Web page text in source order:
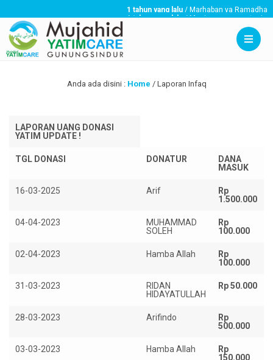
1 tahun yang lalu/ Marhaban ya Ramadhan!
1 tahun yang lalu/ Menjaga, menyantuni,
/ Mujahid YatimCare
Anda ada disini : Home / Laporan Infaq
LAPORAN UANG DONASI
YATIM UPDATE !
TGL DONASI DONATUR
DANA
MASUK
16-03-2025 Arif
Rp
1.500.000
04-04-2023
MUHAMMAD
SOLEH
Rp
100.000
02-04-2023 Hamba Allah
Rp
100.000
31-03-2023
RIDAN
HIDAYATULLAH
Rp 50.000
28-03-2023 Arifindo
Rp
500.000
03-03-2023 Hamba Allah
Rp
150.000